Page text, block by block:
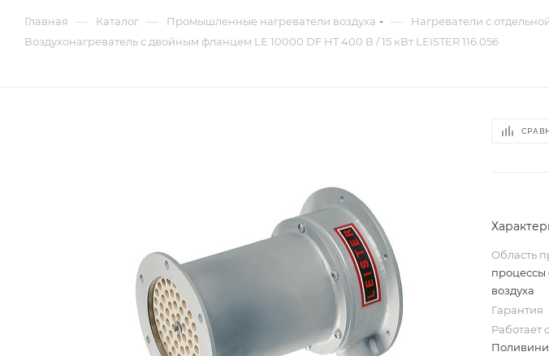
Главная — Каталог — Промышленные нагреватели воздуха — Нагреватели с
Воздухонагреватель с двойным фланцем LE 10000 DF HT 400 В / 15 кВт LEISTER 116.056
Область
процессы
воздуха
Гарантия
Работает